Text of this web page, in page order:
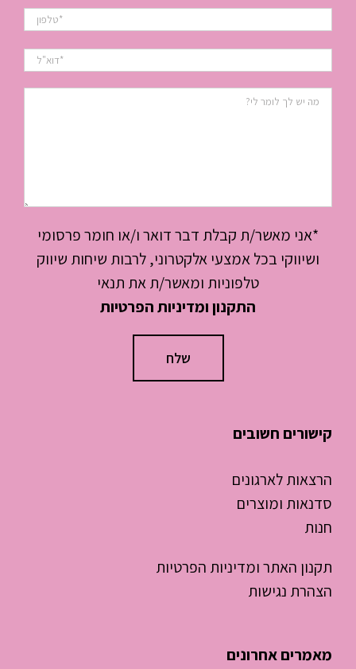
*אני מאשר/ת קבלת דבר דואר ו/או חומר פרסומי
ושיווקי בכל אמצעי אלקטרוני, לרבות שיחות שיווק
טלפוניות ומאשר/ת את תנאי
התקנון ומדיניות הפרטיות
קישורים חשובים
הרצאות לארגונים
סדנאות ומוצרים
חנות
תקנון האתר ומדיניות הפרטיות
הצהרת נגישות
מאמרים אחרונים